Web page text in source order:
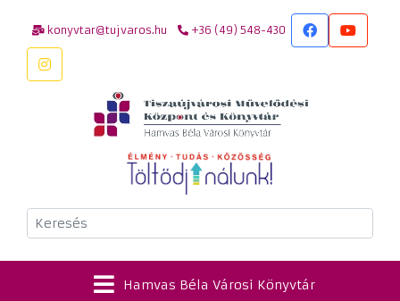
konyvtar@tujvaros.hu +36 (49) 548-430
Keresés
Hamvas Béla Városi Könyvtár